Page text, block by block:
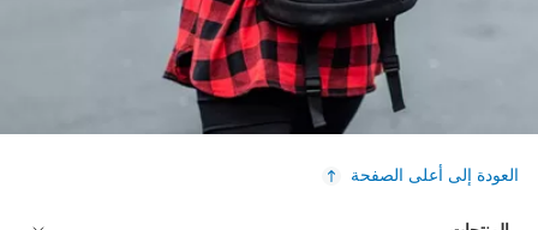
العودة إلى أعلى الصفحة